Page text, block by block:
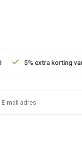
5% extra korting vanaf